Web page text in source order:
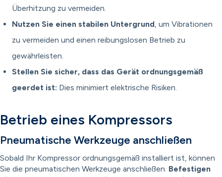
Überhitzung zu vermeiden.
Nutzen Sie einen stabilen Untergrund, um Vibrationen
zu vermeiden und einen reibungslosen Betrieb zu
gewährleisten.
Stellen Sie sicher, dass das Gerät ordnungsgemäß
geerdet ist: Dies minimiert elektrische Risiken.
Betrieb eines Kompressors
Pneumatische Werkzeuge anschließen
Sobald Ihr Kompressor ordnungsgemäß installiert ist, können
Sie die pneumatischen Werkzeuge anschließen. Befestigen